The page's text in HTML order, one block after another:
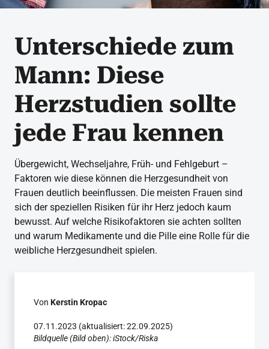
Unterschiede zum
Mann: Diese
Herzstudien sollte
jede Frau kennen
Übergewicht, Wechseljahre, Früh- und Fehlgeburt –
Faktoren wie diese können die Herzgesundheit von
Frauen deutlich beeinflussen. Die meisten Frauen sind
sich der speziellen Risiken für ihr Herz jedoch kaum
bewusst. Auf welche Risikofaktoren sie achten sollten
und warum Medikamente und die Pille eine Rolle für die
weibliche Herzgesundheit spielen.
Von Kerstin Kropac
07.11.2023 (aktualisiert: 22.09.2025)
Bildquelle (Bild oben): iStock/Riska